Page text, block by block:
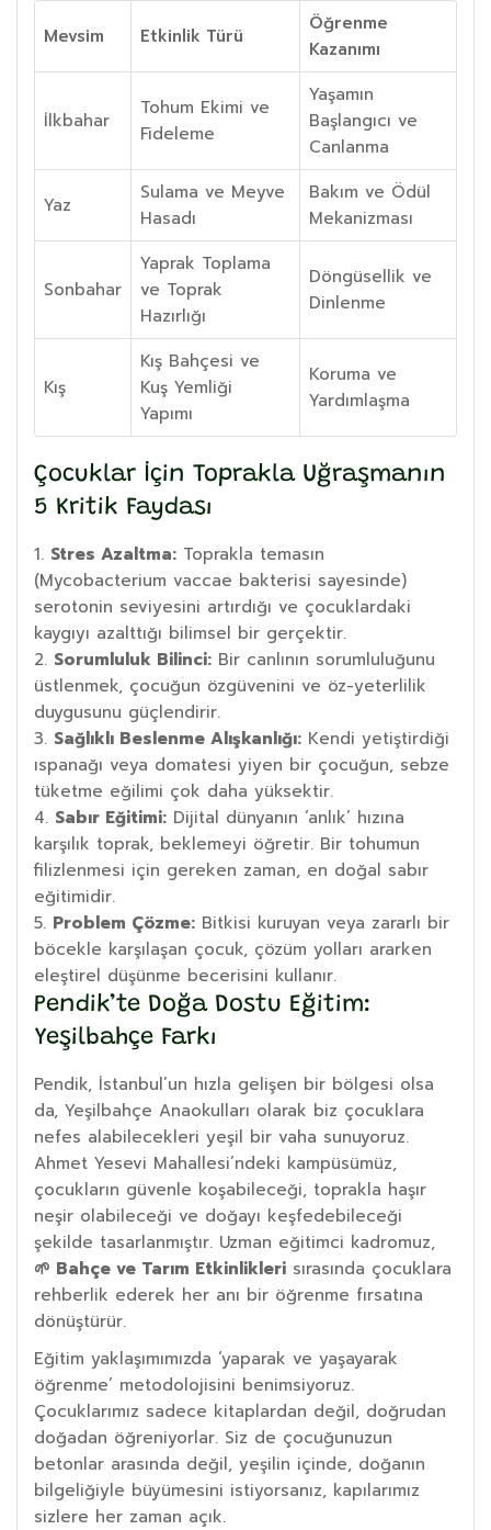
Mevsim Etkinlik Türü
Öğrenme
Kazanımı
İlkbahar
Tohum Ekimi ve
Fideleme
Yaşamın
Başlangıcı ve
Canlanma
Yaz
Sulama ve Meyve
Hasadı
Bakım ve Ödül
Mekanizması
Sonbahar
Yaprak Toplama
ve Toprak
Hazırlığı
Döngüsellik ve
Dinlenme
Kış
Kış Bahçesi ve
Kuş Yemliği
Yapımı
Koruma ve
Yardımlaşma
Çocuklar İçin Toprakla Uğraşmanın
5 Kritik Faydası
Stres Azaltma: Toprakla temasın
(Mycobacterium vaccae bakterisi sayesinde)
serotonin seviyesini artırdığı ve çocuklardaki
kaygıyı azalttığı bilimsel bir gerçektir.
Sorumluluk Bilinci: Bir canlının sorumluluğunu
üstlenmek, çocuğun özgüvenini ve öz-yeterlilik
duygusunu güçlendirir.
Sağlıklı Beslenme Alışkanlığı: Kendi yetiştirdiği
ıspanağı veya domatesi yiyen bir çocuğun, sebze
tüketme eğilimi çok daha yüksektir.
Sabır Eğitimi: Dijital dünyanın ‘anlık’ hızına
karşılık toprak, beklemeyi öğretir. Bir tohumun
filizlenmesi için gereken zaman, en doğal sabır
eğitimidir.
Problem Çözme: Bitkisi kuruyan veya zararlı bir
böcekle karşılaşan çocuk, çözüm yolları ararken
eleştirel düşünme becerisini kullanır.
Pendik’te Doğa Dostu Eğitim:
Yeşilbahçe Farkı
Pendik, İstanbul’un hızla gelişen bir bölgesi olsa
da, Yeşilbahçe Anaokulları olarak biz çocuklara
nefes alabilecekleri yeşil bir vaha sunuyoruz.
Ahmet Yesevi Mahallesi’ndeki kampüsümüz,
çocukların güvenle koşabileceği, toprakla haşır
neşir olabileceği ve doğayı keşfedebileceği
şekilde tasarlanmıştır. Uzman eğitimci kadromuz,
🌱 Bahçe ve Tarım Etkinlikleri sırasında çocuklara
rehberlik ederek her anı bir öğrenme fırsatına
dönüştürür.
Eğitim yaklaşımımızda ‘yaparak ve yaşayarak
öğrenme’ metodolojisini benimsiyoruz.
Çocuklarımız sadece kitaplardan değil, doğrudan
doğadan öğreniyorlar. Siz de çocuğunuzun
betonlar arasında değil, yeşilin içinde, doğanın
bilgeliğiyle büyümesini istiyorsanız, kapılarımız
sizlere her zaman açık.